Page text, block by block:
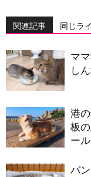
関連記事 同じラ
マ
し
港
板
ー
バ